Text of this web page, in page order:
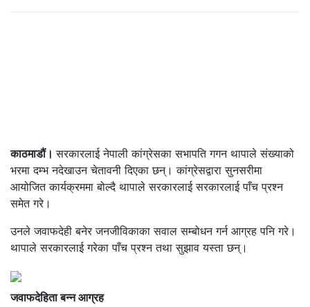
काठमाडौं।सरकारलाई नेपाली कांग्रेसका सभापति गगन थापाले संख्याको
भरमा दम्भ नदेखाउन चेतावनी दिएका छन्। कांग्रेसद्वारा सुनसरीमा
आयोजित कार्यक्रममा बोल्दै थापाले सरकारलाई सरकारलाई पाँच प्रश्न
समेत गरे।
उनले जवाफदेही बनेर जनजीविकाका सवाल सम्बोधन गर्न आग्रह पनि गरे।
थापाले सरकारलाई गरेका पाँच प्रश्न तथा सुझाव यस्ता छन्।
जवाफदेहिता बन्न आग्रह